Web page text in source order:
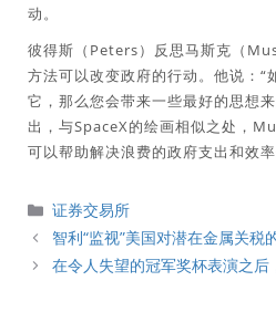
动。
彼得斯（Peters）反思马斯克（
方法可以改变政府的行动。他说：“
它，那么您会带来一些最好的思想
出，与SpaceX的绘画相似之处，
可以帮助解决浪费的政府支出和效率
分
類
证券交易所
智利“监视”美国对潜在金属关税
在令人失望的冠军奖杯表演之